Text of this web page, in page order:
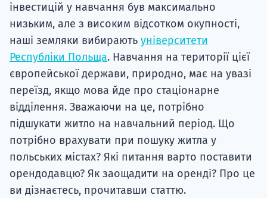
інвестицій у навчання був максимально
низьким, але з високим відсотком окупності,
наші земляки вибирають університети
Республіки Польща. Навчання на території цієї
європейської держави, природно, має на увазі
переїзд, якщо мова йде про стаціонарне
відділення. Зважаючи на це, потрібно
підшукати житло на навчальний період. Що
потрібно врахувати при пошуку житла у
польських містах? Які питання варто поставити
орендодавцю? Як заощадити на оренді? Про це
ви дізнаєтесь, прочитавши статтю.